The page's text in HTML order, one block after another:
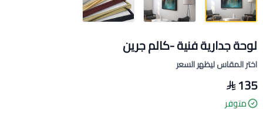
لوحة جدارية فنية -كالم جرين
اختر المقاس ليظهر السعر
135
متوفر